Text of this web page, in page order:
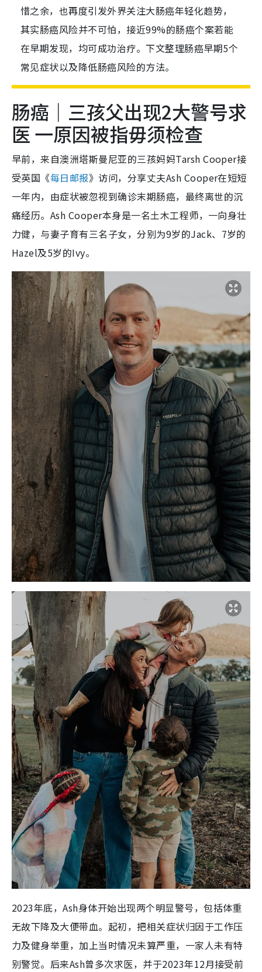
惜之余，也再度引发外界关注大肠癌年轻化趋势，
其实肠癌风险并不可怕，接近99%的肠癌个案若能
在早期发现，均可成功治疗。下文整理肠癌早期5个
常见症状以及降低肠癌风险的方法。
肠癌｜三孩父出现2大警号求
医 一原因被指毋须检查
早前，来自澳洲塔斯曼尼亚的三孩妈妈Tarsh Cooper接
受英国《每日邮报》访问，分享丈夫Ash Cooper在短短
一年内，由症状被忽视到确诊末期肠癌，最终离世的沉
痛经历。Ash Cooper本身是一名土木工程师，一向身壮
力健，与妻子育有三名子女，分别为9岁的Jack、7岁的
Hazel及5岁的Ivy。
2023年底，Ash身体开始出现两个明显警号，包括体重
无故下降及大便带血。起初，把相关症状归因于工作压
力及健身举重，加上当时情况未算严重，一家人未有特
别警觉。后来Ash曾多次求医，并于2023年12月接受前